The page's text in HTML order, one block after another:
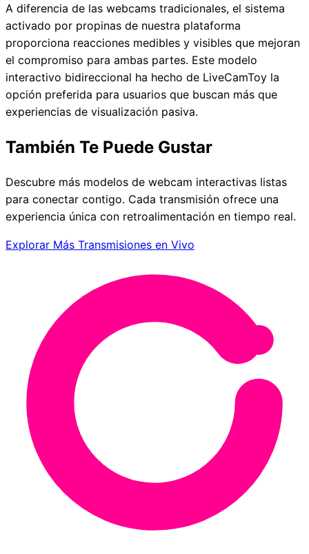
A diferencia de las webcams tradicionales, el sistema
activado por propinas de nuestra plataforma
proporciona reacciones medibles y visibles que mejoran
el compromiso para ambas partes. Este modelo
interactivo bidireccional ha hecho de LiveCamToy la
opción preferida para usuarios que buscan más que
experiencias de visualización pasiva.
También Te Puede Gustar
Descubre más modelos de webcam interactivas listas
para conectar contigo. Cada transmisión ofrece una
experiencia única con retroalimentación en tiempo real.
Explorar Más Transmisiones en Vivo